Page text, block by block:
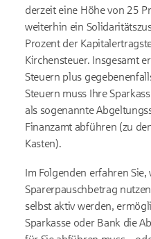
derzeit eine Höhe von 25
weiterhin ein
Prozent der
Kirchensteuer. Insgesamt
Steuern plus
Steuern muss Ihre
als sogenannte
Finanzamt abführen (zu
Kasten).
Im Folgenden erfahren Sie,
Sparerpauschbetrag
selbst aktiv werden,
Sparkasse oder Bank die